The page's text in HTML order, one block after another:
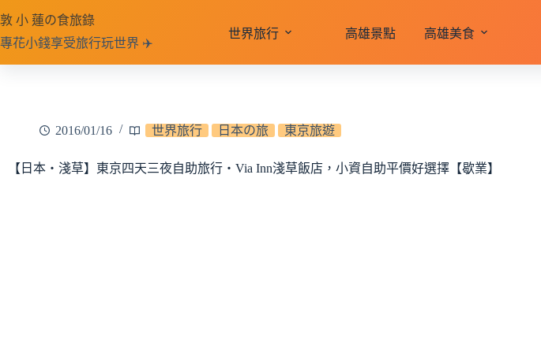
至
主
要
敦 小 蓮の食旅錄
專花小錢享受旅行玩世界 ✈️
世界旅行 高雄景點 高雄美食
2016/01/16 世界旅行 日本の旅 東京旅遊
【日本‧淺草】東京四天三夜自助旅行‧Via Inn淺草飯店，小資自助平價好選擇【歇業】